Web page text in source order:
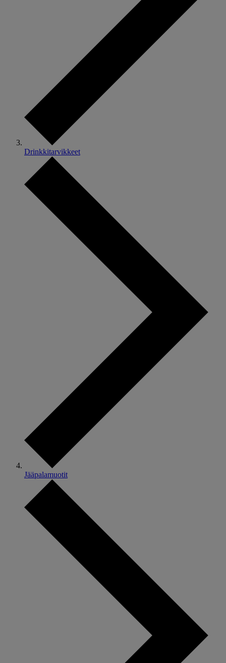
Drinkkitarvikkeet
Jääpalamuotit